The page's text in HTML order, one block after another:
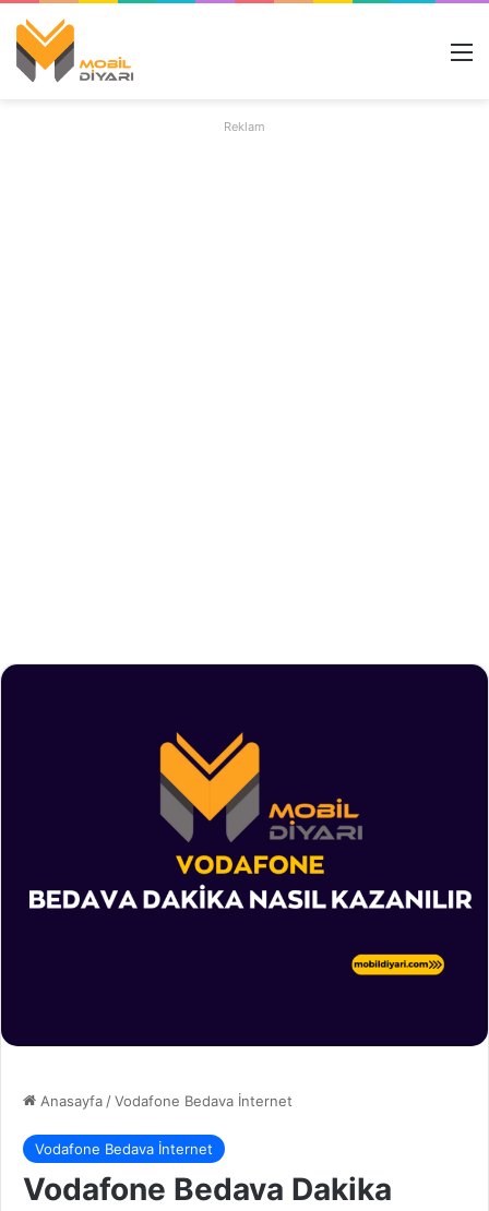
Reklam
Anasayfa/Vodafone Bedava İnternet
Vodafone Bedava İnternet
Vodafone Bedava Dakika